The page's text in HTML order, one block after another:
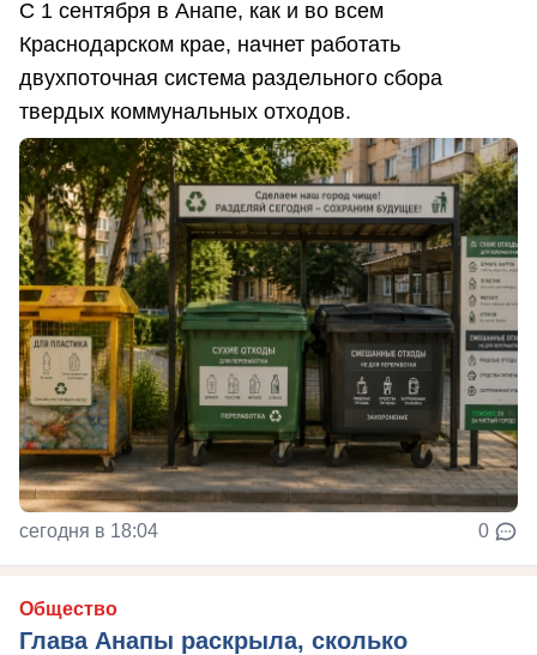
С 1 сентября в Анапе, как и во всем
Краснодарском крае, начнет работать
двухпоточная система раздельного сбора
твердых коммунальных отходов.
сегодня в 18:04 0
Общество
Глава Анапы раскрыла, сколько